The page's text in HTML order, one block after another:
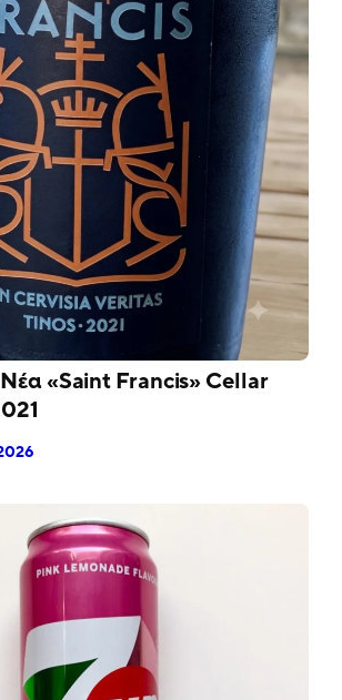
«Saint Francis» Cellar